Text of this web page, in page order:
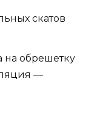
скатов
на обрешетку
—